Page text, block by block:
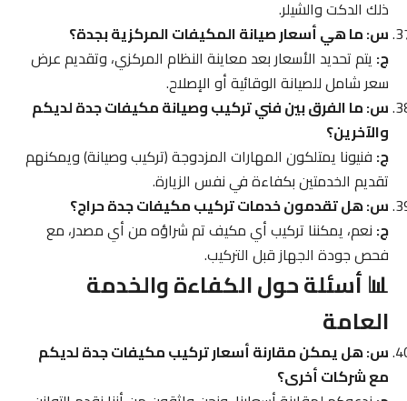
ذلك الدكت والشيلر.
س: ما هي أسعار صيانة المكيفات المركزية بجدة؟
ج: يتم تحديد الأسعار بعد معاينة النظام المركزي، وتقديم عرض
سعر شامل للصيانة الوقائية أو الإصلاح.
س: ما الفرق بين فني تركيب وصيانة مكيفات جدة لديكم
والآخرين؟
ج: فنيونا يمتلكون المهارات المزدوجة (تركيب وصيانة) ويمكنهم
تقديم الخدمتين بكفاءة في نفس الزيارة.
س: هل تقدمون خدمات تركيب مكيفات جدة حراج؟
ج: نعم، يمكننا تركيب أي مكيف تم شراؤه من أي مصدر، مع
فحص جودة الجهاز قبل التركيب.
📊 أسئلة حول الكفاءة والخدمة
العامة
س: هل يمكن مقارنة أسعار تركيب مكيفات جدة لديكم
مع شركات أخرى؟